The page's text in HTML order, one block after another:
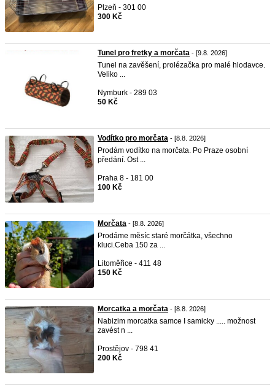
Plzeň - 301 00
300 Kč
Tunel pro fretky a morčata - [9.8. 2026]
Tunel na zavěšení, prolézačka pro malé hlodavce.
Veliko ...
Nymburk - 289 03
50 Kč
Vodítko pro morčata - [8.8. 2026]
Prodám vodítko na morčata. Po Praze osobní
předání. Ost ...
Praha 8 - 181 00
100 Kč
Morčata - [8.8. 2026]
Prodáme měsíc staré morčátka, všechno
kluci.Ceba 150 za ...
Litoměřice - 411 48
150 Kč
Morcatka a morčata - [8.8. 2026]
Nabizim morcatka samce I samicky ..... možnost
zavést n ...
Prostějov - 798 41
200 Kč